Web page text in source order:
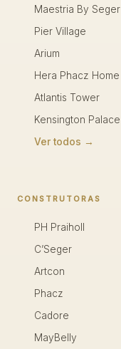
Maestria By Seger
Pier Village
Arium
Hera Phacz Home
Atlantis Tower
Kensington Palace
Ver todos →
CONSTRUTORAS
PH Praiholl
C’Seger
Artcon
Phacz
Cadore
MayBelly